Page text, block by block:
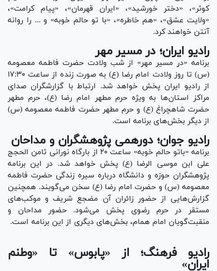
کوثر»، «دختر خورشید»، «ایران قهرمان»، «پیام کرامت»،
«ولایت عشق»، «هم خاطره»، «با تو حالم خوبه» و ... را روانه
آنتن خواهند کرد.
رادیو ایران؛ در مسیر مهر
برنامه «در مسیر مهر» از شب ولادت حضرت فاطمه معصومه
(س) تا روز ولادت امام رضا (ع) به صورت زنده از ساعت ۱۷:۳۰
از رادیو ایران پخش خواهد شد. ارتباط با گزارشگران صدای
مراکز استان‌ها به ویژه حرم مطهر امام رضا (ع)، حرم مطهر
حضرت شاهچراغ (ع) و حرم مطهر حضرت فاطمه معصومه (س)
از دیگر بخش‌های برنامه است.
رادیو جوان؛ دورهمی پژوهشگران و مداحان
برنامه «باتو حالم خوبه» ساعت ۲۰ از بارگاه نورانی ثامن الحجج
علی ابن موسی الرضا (ع) پخش خواهد شد. در این برنامه
پژوهشگران حوزه و دانشگاه درباره سیره زندگی حضرت فاطمه
معصومه (س) و حضرت امام رضا (ع) سخن می‌گویند. همچنین
گزارش‌هایی از حضور زائران آن مضجع شریف و موکب‌های
مستقر در حرم رضوی پخش می‌شود. حضور مداحان و
منقبت‌گویان امام همام، بخش‌های دیگری از این برنامه است.
رادیو فرهنگ؛ از «پابوس» تا «وطنم
ایران»